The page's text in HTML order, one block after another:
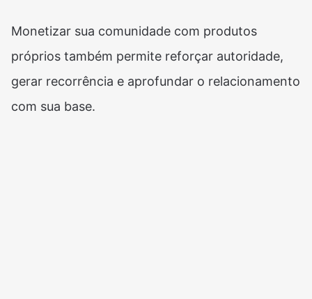
Monetizar sua comunidade com produtos
próprios também permite reforçar autoridade,
gerar recorrência e aprofundar o relacionamento
com sua base.